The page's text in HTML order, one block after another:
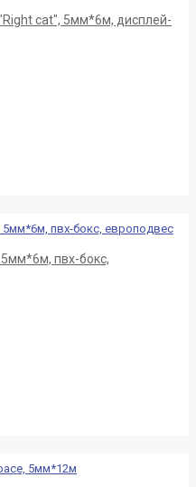
cat", 5мм*6м, дисплей-
пвх-бокс,